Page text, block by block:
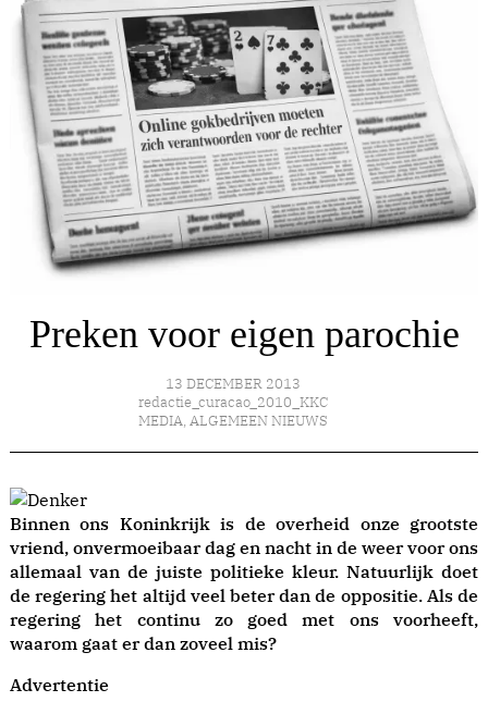
Preken voor eigen parochie
13 DECEMBER 2013
redactie_curacao_2010_KKC
MEDIA, ALGEMEEN NIEUWS
Binnen ons Koninkrijk is de overheid onze grootste
vriend, onvermoeibaar dag en nacht in de weer voor ons
allemaal van de juiste politieke kleur. Natuurlijk doet
de regering het altijd veel beter dan de oppositie. Als de
regering het continu zo goed met ons voorheeft,
waarom gaat er dan zoveel mis?
Advertentie